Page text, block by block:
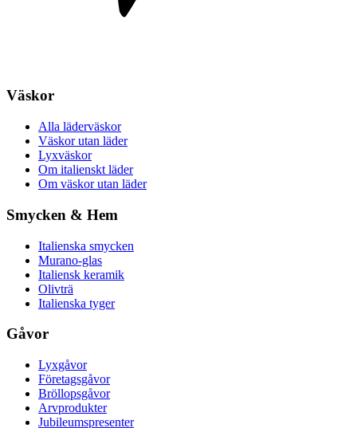
Väskor
Alla läderväskor
Väskor utan läder
Lyxväskor
Om italienskt läder
Om väskor utan läder
Smycken & Hem
Italienska smycken
Murano-glas
Italiensk keramik
Olivträ
Italienska tyger
Gåvor
Lyxgåvor
Företagsgåvor
Bröllopsgåvor
Arvprodukter
Jubileumspresenter